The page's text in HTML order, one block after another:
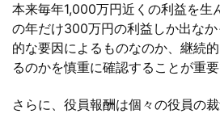
本来毎年1,000万円近くの利益を生
の年だけ300万円の利益しか出な
的な要因によるものなのか、継続
るのかを慎重に確認することが重要
さらに、役員報酬は個々の役員の